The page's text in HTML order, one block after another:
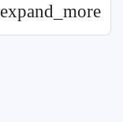
expand_more